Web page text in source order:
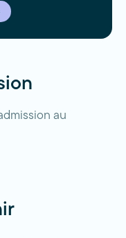
au